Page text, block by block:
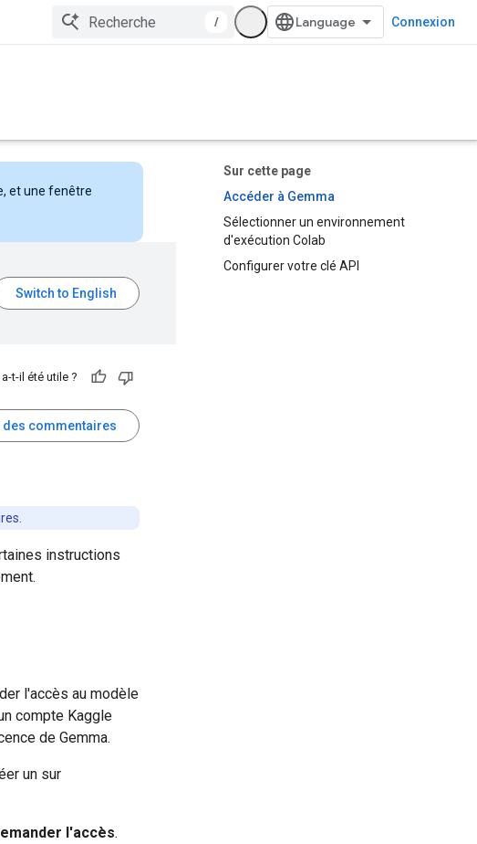
/ Connexion
Sur cette page
Accéder à Gemma
Sélectionner un environnement
d'exécution Colab
Configurer votre clé API
et une fenêtre
t-il été utile ?
des commentaires
instructions
l'accès au modèle
compte Kaggle
de Gemma.
un sur
l'accès.